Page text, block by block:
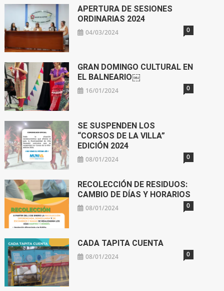
APERTURA DE SESIONES
ORDINARIAS 2024
04/03/2024 0
GRAN DOMINGO CULTURAL EN
EL BALNEARIO￼
16/01/2024 0
SE SUSPENDEN LOS
“CORSOS DE LA VILLA”
EDICIÓN 2024
08/01/2024 0
RECOLECCIÓN DE RESIDUOS:
CAMBIO DE DÍAS Y HORARIOS
08/01/2024 0
CADA TAPITA CUENTA
08/01/2024 0